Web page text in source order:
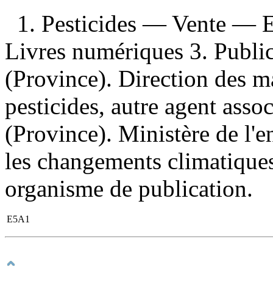
1. Pesticides — Vente —
Livres numériques 3.
(Province). Direction des
pesticides, autre agent
(Province). Ministère de
les changements
organisme de publication.
E5A1